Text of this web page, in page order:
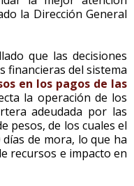
la Dirección General
que las decisiones
financieras del sistema
en los pagos de las
la operación de los
adeudada por las
pesos, de los cuales el
de mora, lo que ha
recursos e impacto en